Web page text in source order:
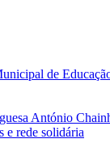
de
António
e rede solidária